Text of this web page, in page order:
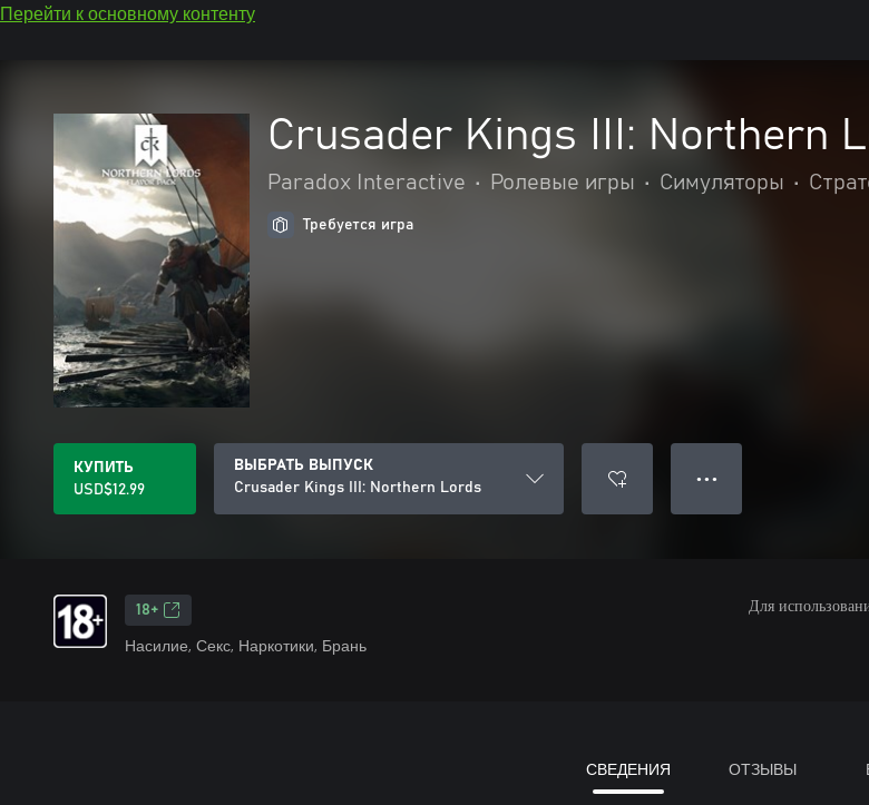
Перейти к основному контенту
Crusader Kings III: Northern
Paradox Interactive • Ролевые игры • Симуляторы •
Требуется игра
КУПИТЬ
USD$12.99
ВЫБРАТЬ ВЫПУСК
Crusader Kings III: Northern Lords
● ● ●
18+
Насилие, Секс, Наркотики, Брань
Для
СВЕДЕНИЯ ОТЗЫВЫ